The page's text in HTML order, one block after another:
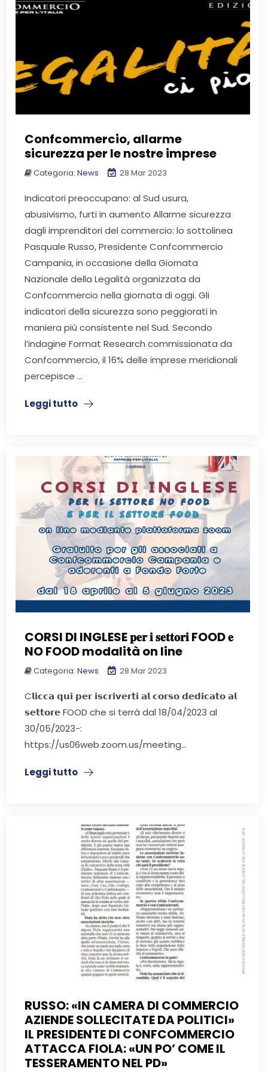
Confcommercio, allarme
sicurezza per le nostre imprese
Categoria:News 28 Mar 2023
Indicatori preoccupano: al Sud usura,
abusivismo, furti in aumento Allarme sicurezza
dagli imprenditori del commercio: lo sottolinea
Pasquale Russo, Presidente Confcommercio
Campania, in occasione della Giornata
Nazionale della Legalità organizzata da
Confcommercio nella giornata di oggi. Gli
indicatori della sicurezza sono peggiorati in
maniera più consistente nel Sud. Secondo
l’indagine Format Research commissionata da
Confcommercio, il 16% delle imprese meridionali
percepisce ...
Leggi tutto
CORSI DI INGLESE 𝐩𝐞𝐫 𝐢 𝐬𝐞𝐭𝐭𝐨𝐫𝐢 FOOD 𝐞
NO FOOD modalità on line
Categoria:News 28 Mar 2023
C𝗹𝗶𝗰𝗰𝗮 𝗾𝘂𝗶 𝗽𝗲𝗿 𝗶𝘀𝗰𝗿𝗶𝘃𝗲𝗿𝘁𝗶 𝗮𝗹 𝗰𝗼𝗿𝘀𝗼 𝗱𝗲𝗱𝗶𝗰𝗮𝘁𝗼 𝗮𝗹
𝘀𝗲𝘁𝘁𝗼𝗿𝗲 FOOD che si terrà dal 18/04/2023 al
30/05/2023-:
https://us06web.zoom.us/meeting...
Leggi tutto
RUSSO: «IN CAMERA DI COMMERCIO
AZIENDE SOLLECITATE DA POLITICI»
IL PRESIDENTE DI CONFCOMMERCIO
ATTACCA FIOLA: «UN PO’ COME IL
TESSERAMENTO NEL PD»